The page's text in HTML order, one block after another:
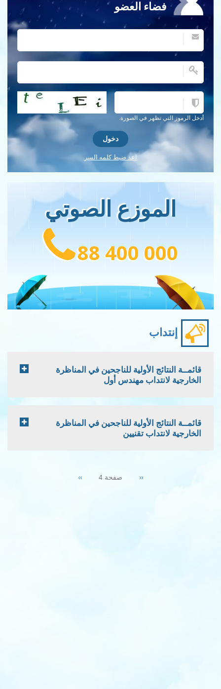
فضاء العضو
أدخل الرموز التي تظهر في الصورة.
احصل على كلمة التحقق جديدة!
اعد ضبط كلمه السر
الموزع الصوتي
88 400 000
إنتداب
قائمــة النتائج الأولية للناجحين في المناظرة
الخارجية لانتداب مهندس أول
قائمــة النتائج الأولية للناجحين في المناظرة
الخارجية لانتداب تقنيين
Previous
‹‹ صفحة 4 Next
››